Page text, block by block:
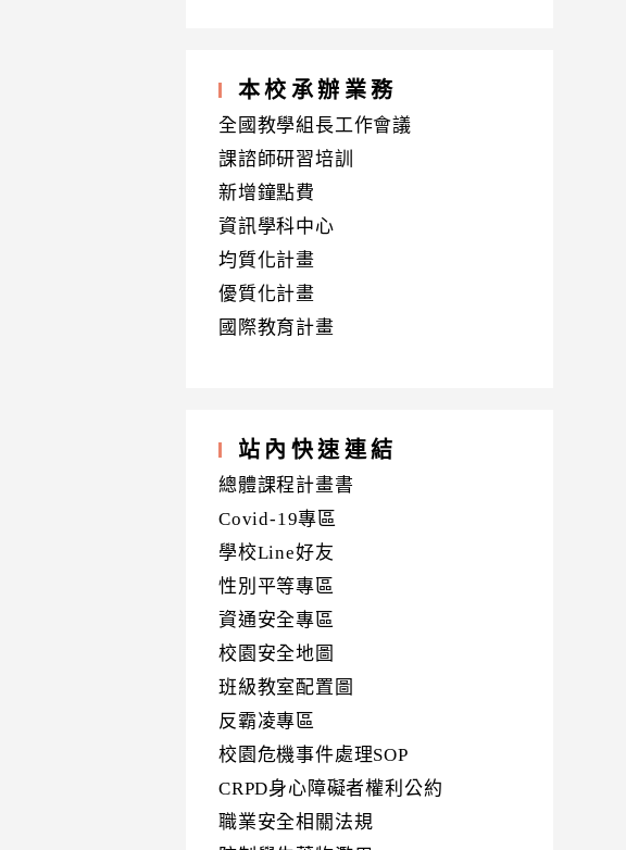
本校承辦業務
全國教學組長工作會議
課諮師研習培訓
新增鐘點費
資訊學科中心
均質化計畫
優質化計畫
國際教育計畫
站內快速連結
總體課程計畫書
Covid-19專區
學校Line好友
性別平等專區
資通安全專區
校園安全地圖
班級教室配置圖
反霸凌專區
校園危機事件處理SOP
CRPD身心障礙者權利公約
職業安全相關法規